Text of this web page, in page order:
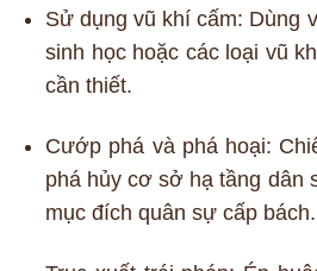
Sử dụng vũ khí cấm: Dùng
sinh học hoặc các loại vũ
cần thiết.
Cướp phá và phá hoại:
phá hủy cơ sở hạ tầng dân
mục đích quân sự cấp bách.